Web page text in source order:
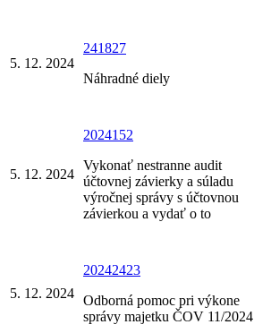
5. 12. 2024
241827
Náhradné diely
5. 12. 2024
2024152
Vykonať nestranne audit
účtovnej závierky a súladu
výročnej správy s účtovnou
závierkou a vydať o to
5. 12. 2024
20242423
Odborná pomoc pri výkone
správy majetku ČOV 11/2024